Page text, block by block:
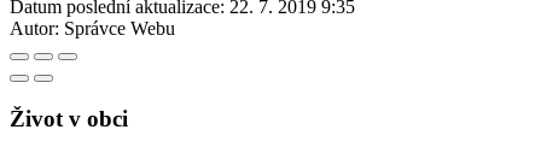
Datum poslední aktualizace: 22. 7. 2019 9:35
Autor: Správce Webu
Život v obci